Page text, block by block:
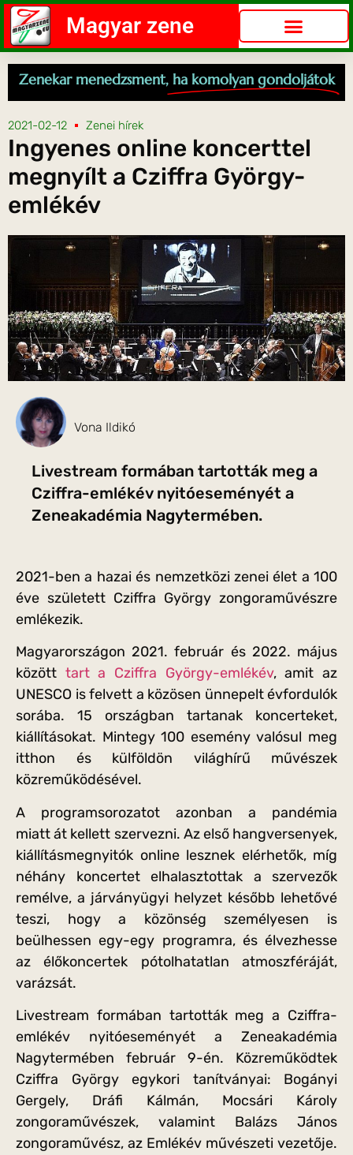
Magyar zene
Zenekar menedzsment, ha komolyan gondoljátok
2021-02-12 Zenei hírek
Ingyenes online koncerttel
megnyílt a Cziffra György-
emlékév
Vona Ildikó
Livestream formában tartották meg a
Cziffra-emlékév nyitóeseményét a
Zeneakadémia Nagytermében.
2021-ben a hazai és nemzetközi zenei élet a 100
éve született Cziffra György zongoraművészre
emlékezik.
Magyarországon 2021. február és 2022. május
között tart a Cziffra György-emlékév, amit az
UNESCO is felvett a közösen ünnepelt évfordulók
sorába. 15 országban tartanak koncerteket,
kiállításokat. Mintegy 100 esemény valósul meg
itthon és külföldön világhírű művészek
közreműködésével.
A programsorozatot azonban a pandémia
miatt át kellett szervezni. Az első hangversenyek,
kiállításmegnyitók online lesznek elérhetők, míg
néhány koncertet elhalasztottak a szervezők
remélve, a járványügyi helyzet később lehetővé
teszi, hogy a közönség személyesen is
beülhessen egy-egy programra, és élvezhesse
az élőkoncertek pótolhatatlan atmoszféráját,
varázsát.
Livestream formában tartották meg a Cziffra-
emlékév nyitóeseményét a Zeneakadémia
Nagytermében február 9-én. Közreműködtek
Cziffra György egykori tanítványai: Bogányi
Gergely, Dráfi Kálmán, Mocsári Károly
zongoraművészek, valamint Balázs János
zongoraművész, az Emlékév művészeti vezetője.